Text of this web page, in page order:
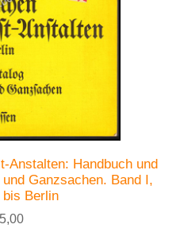
Anstalten: Handbuch und
Ganzsachen. Band I,
bis Berlin